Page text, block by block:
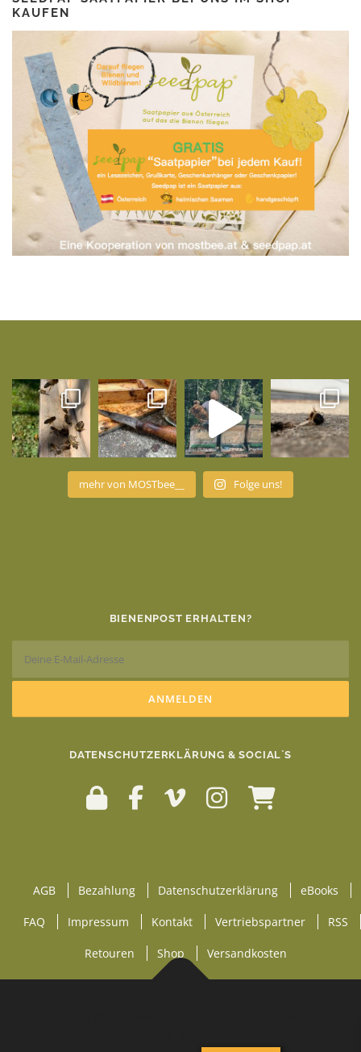
KAUFEN
mehr von MOSTbee__ Folge uns!
BIENENPOST ERHALTEN?
DATENSCHUTZERKLÄRUNG & SOCIAL`S
AGB Bezahlung Datenschutzerklärung eBooks
FAQ Impressum Kontakt Vertriebspartner RSS
Retouren Shop Versandkosten